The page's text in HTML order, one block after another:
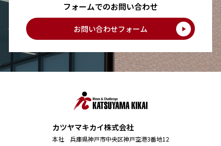
フォームでのお問い合わせ
お問い合わせフォーム
カツヤマキカイ株式会社
本社 兵庫県神戸市中央区神戸空港3番地12